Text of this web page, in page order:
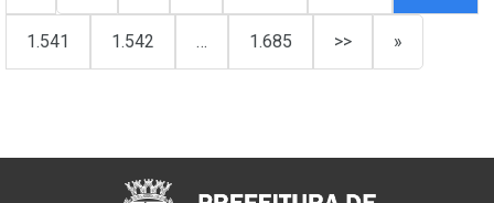
1.541 1.542 … 1.685 >> »